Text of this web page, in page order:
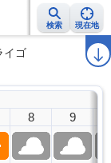
検索 現在地
報 ラ
イゴ
8 9